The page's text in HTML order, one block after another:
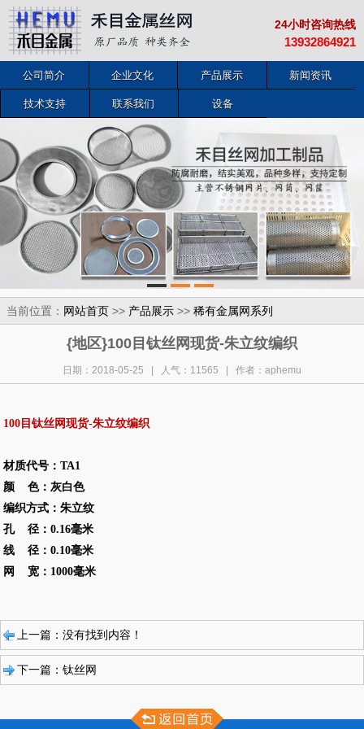
24小时咨询热线
13932864921
公司简介 企业文化 产品展示 新闻资讯
技术支持 联系我们 设备
当前位置： 网站首页 >> 产品展示 >> 稀有金属网系列
{地区}100目钛丝网现货-朱立纹编织
日期：2018-05-25 | 人气： 11565 | 作者：aphemu
100目钛丝网现货-朱立纹编织
材质代号：TA1
颜 色：灰白色
编织方式：朱立纹
孔 径：0.16毫米
线 径：0.10毫米
网 宽：1000毫米
上一篇：没有找到内容！
下一篇：钛丝网